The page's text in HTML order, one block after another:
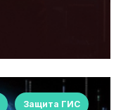
Защита ГИС